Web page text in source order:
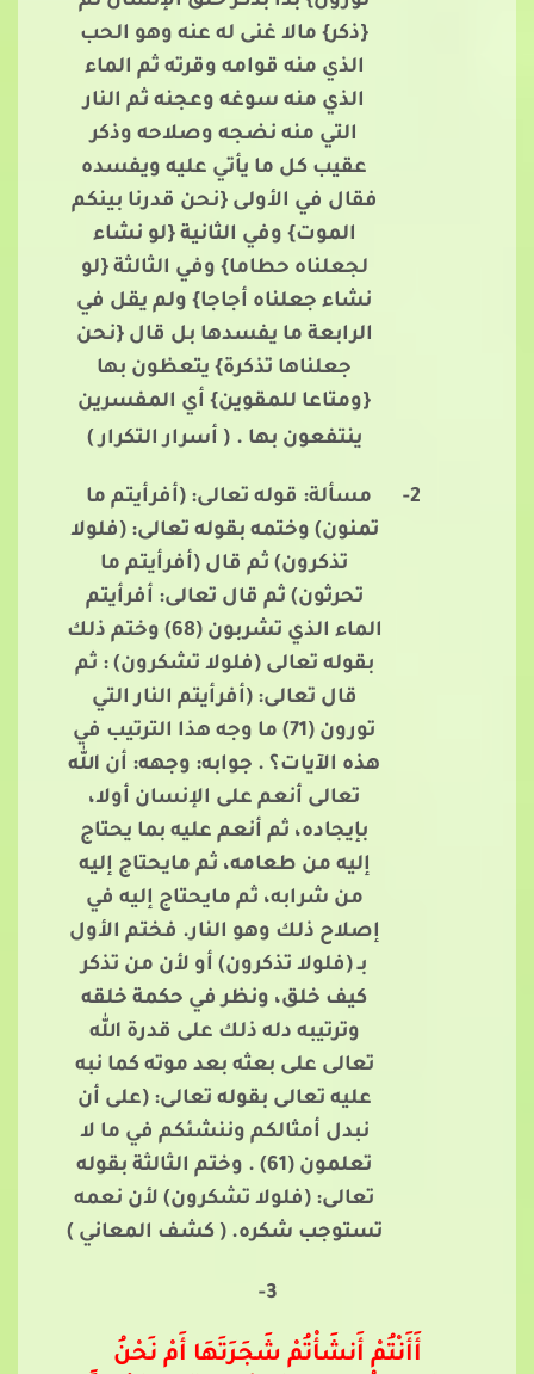
{ذكر} مالا غنى له عنه وهو الحب
الذي منه قوامه وقرته ثم الماء
الذي منه سوغه وعجنه ثم النار
التي منه نضجه وصلاحه وذكر
عقيب كل ما يأتي عليه ويفسده
فقال في الأولى {نحن قدرنا بينكم
الموت} وفي الثانية {لو نشاء
لجعلناه حطاما} وفي الثالثة {لو
نشاء جعلناه أجاجا} ولم يقل في
الرابعة ما يفسدها بل قال {نحن
جعلناها تذكرة} يتعظون بها
{ومتاعا للمقوين} أي المفسرين
ينتفعون بها . ( أسرار التكرار )
2-
مسألة: قوله تعالى: (أفرأيتم ما
تمنون) وختمه بقوله تعالى: (فلولا
تذكرون) ثم قال (أفرأيتم ما
تحرثون) ثم قال تعالى: أفرأيتم
الماء الذي تشربون (68) وختم ذلك
بقوله تعالى (فلولا تشكرون) : ثم
قال تعالى: (أفرأيتم النار التي
تورون (71) ما وجه هذا الترتيب في
هذه الآيات؟ . جوابه: وجهه: أن الله
تعالى أنعم على الإنسان أولا،
بإيجاده، ثم أنعم عليه بما يحتاج
إليه من طعامه، ثم مايحتاج إليه
من شرابه، ثم مايحتاج إليه في
إصلاح ذلك وهو النار. فختم الأول
بـ (فلولا تذكرون) أو لأن من تذكر
كيف خلق، ونظر في حكمة خلقه
وترتيبه دله ذلك على قدرة الله
تعالى على بعثه بعد موته كما نبه
عليه تعالى بقوله تعالى: (على أن
نبدل أمثالكم وننشئكم في ما لا
تعلمون (61) . وختم الثالثة بقوله
تعالى: (فلولا تشكرون) لأن نعمه
تستوجب شكره. ( كشف المعاني )
3-
أَأَنْتُمْ أَنشَأْتُمْ شَجَرَتَهَا أَمْ نَحْنُ